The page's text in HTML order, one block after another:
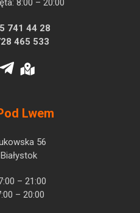
8:00 – 20:00
741 44 28
465 533
Lwem
56
– 21:00
– 20:00